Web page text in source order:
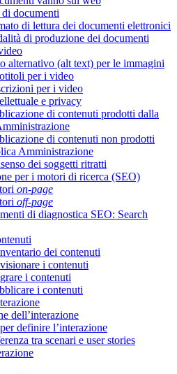
documenti
di lettura dei documenti elettronici
di produzione dei documenti
alternativo (alt text) per le immagini
per i video
per i video
e privacy
di contenuti prodotti dalla
di contenuti non prodotti
Amministrazione
dei soggetti ritratti
per i motori di ricerca (SEO)
on-page
off-page
di diagnostica SEO: Search
dei contenuti
i contenuti
i contenuti
i contenuti
dell’interazione
definire l’interazione
tra scenari e user stories